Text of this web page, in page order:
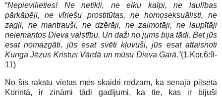
“Nepievilieties! Ne netikli, ne elku kalpi, ne laulības
pārkāpēji, ne vīriešu prostitūtas, ne homoseksuālisti, ne
zagļi, ne mantrauši, ne dzērāji, ne zaimotāji, ne laupītāji
neiemantos Dieva valstību. Un daži no jums bija tādi. Bet jūs
esat nomazgāti, jūs esat svēti kļuvuši, jūs esat attaisnoti
Kunga Jēzus Kristus Vārdā un mūsu Dieva Garā.”(1.Kor.6:9-
11)
No šīs rakstu vietas mēs skaidri redzam, ka senajā pilsētā
Korintā, ir zināmi tādi gadījumi, ka tie, kas ir bijuši